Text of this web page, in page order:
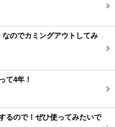
のでカミングアウトしてみ
て4年！
るので！ぜひ使ってみたいで